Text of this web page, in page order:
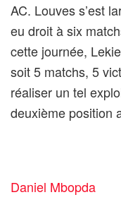
AC. Louves s’est
eu droit à six
cette journée,
soit 5 matchs, 5
réaliser un tel
deuxième position
Daniel Mbopda